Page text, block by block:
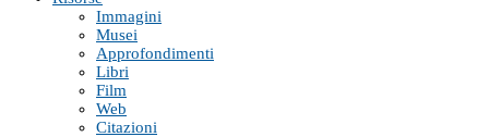
Immagini
Musei
Approfondimenti
Libri
Film
Web
Citazioni